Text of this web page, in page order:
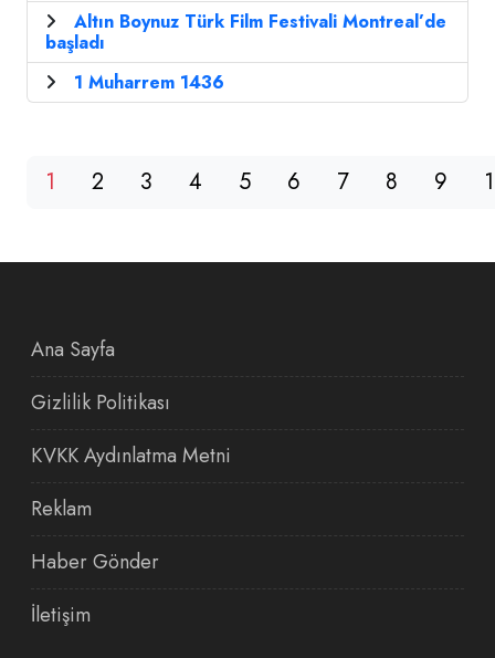
Altın Boynuz Türk Film Festivali Montreal’de
başladı
1 Muharrem 1436
1 2 3 4 5 6 7 8 9
Ana Sayfa
Gizlilik Politikası
KVKK Aydınlatma Metni
Reklam
Haber Gönder
İletişim